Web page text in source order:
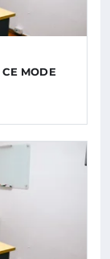
MODE